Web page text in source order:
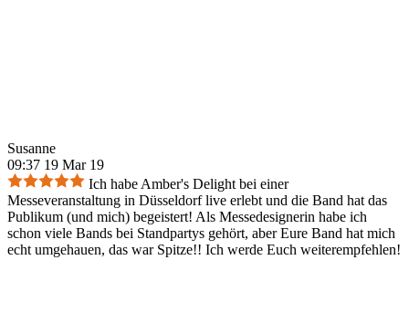
Susanne
09:37 19 Mar 19
Ich habe Amber's Delight bei einer
Messeveranstaltung in Düsseldorf live erlebt und die Band hat das
Publikum (und mich) begeistert! Als Messedesignerin habe ich
schon viele Bands bei Standpartys gehört, aber Eure Band hat mich
echt umgehauen, das war Spitze!! Ich werde Euch weiterempfehlen!